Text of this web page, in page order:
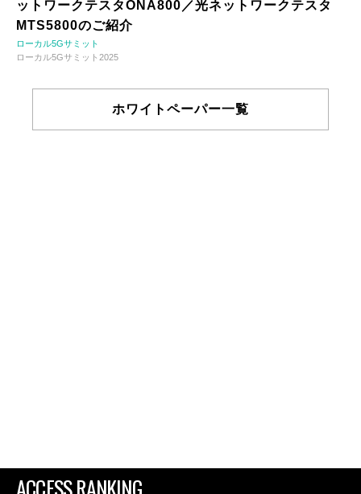
ットワークテスタONA800／光ネットワークテスタ
MTS5800のご紹介
ローカル5Gサミット
ローカル5Gサミット2025
ホワイトペーパー一覧
ACCESS RANKING